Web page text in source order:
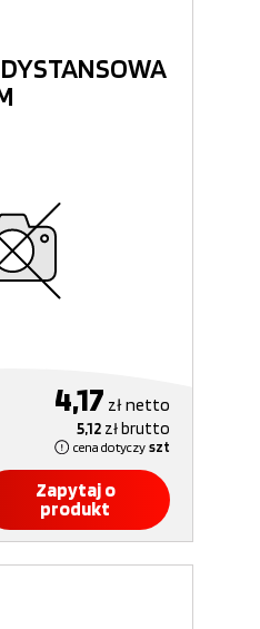
4,17 złnetto
5,12 złbrutto
cena dotyczy szt
Zapytaj o
produkt